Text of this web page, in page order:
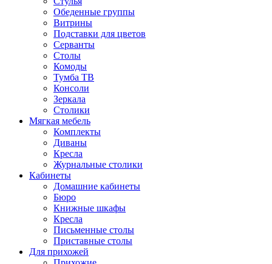
Обеденные группы
Витрины
Подставки для цветов
Серванты
Столы
Комоды
Тумба ТВ
Консоли
Зеркала
Столики
Мягкая мебель
Комплекты
Диваны
Кресла
Журнальные столики
Кабинеты
Домашние кабинеты
Бюро
Книжные шкафы
Кресла
Письменные столы
Приставные столы
Для прихожей